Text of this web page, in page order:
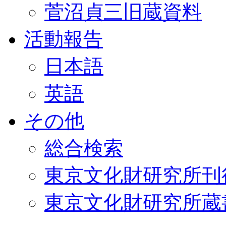
菅沼貞三旧蔵資料
活動報告
日本語
英語
その他
総合検索
東京文化財研究所
東京文化財研究所